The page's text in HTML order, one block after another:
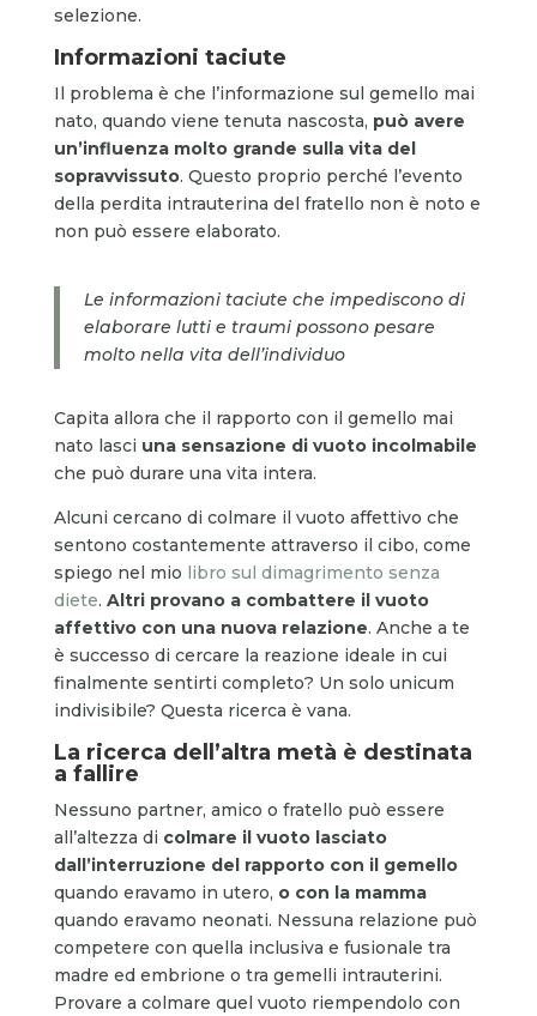
selezione.
Informazioni taciute
Il problema è che l’informazione sul gemello mai
nato, quando viene tenuta nascosta, può avere
un’influenza molto grande sulla vita del
sopravvissuto. Questo proprio perché l’evento
della perdita intrauterina del fratello non è noto e
non può essere elaborato.
Le informazioni taciute che impediscono di
elaborare lutti e traumi possono pesare
molto nella vita dell’individuo
Capita allora che il rapporto con il gemello mai
nato lasci una sensazione di vuoto incolmabile
che può durare una vita intera.
Alcuni cercano di colmare il vuoto affettivo che
sentono costantemente attraverso il cibo, come
spiego nel mio libro sul dimagrimento senza
diete. Altri provano a combattere il vuoto
affettivo con una nuova relazione. Anche a te
è successo di cercare la reazione ideale in cui
finalmente sentirti completo? Un solo unicum
indivisibile? Questa ricerca è vana.
La ricerca dell’altra metà è destinata
a fallire
Nessuno partner, amico o fratello può essere
all’altezza di colmare il vuoto lasciato
dall’interruzione del rapporto con il gemello
quando eravamo in utero, o con la mamma
quando eravamo neonati. Nessuna relazione può
competere con quella inclusiva e fusionale tra
madre ed embrione o tra gemelli intrauterini.
Provare a colmare quel vuoto riempendolo con